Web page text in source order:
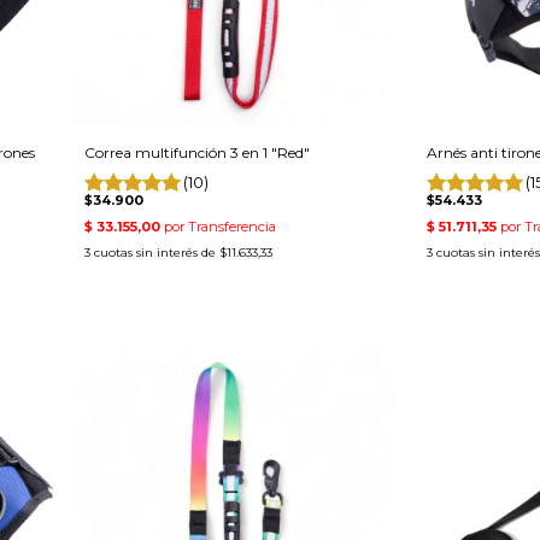
Correa multifunción 3 en 1 "Red"
(10)
$34.900
3 cuotas sin interés de $11.633,33
Arnés anti
$54.433
3 cuotas sin